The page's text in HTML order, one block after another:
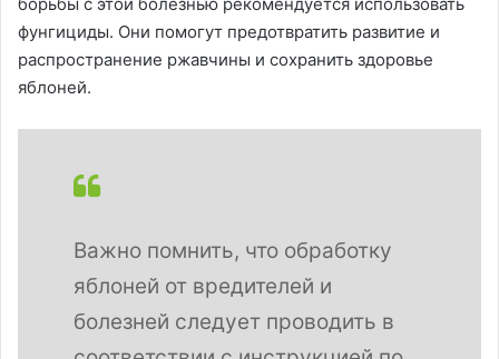
фунгициды. Они помогут предотвратить развитие и
распространение ржавчины и сохранить здоровье
яблоней.
Важно помнить, что обработку
яблоней от вредителей и
болезней следует проводить в